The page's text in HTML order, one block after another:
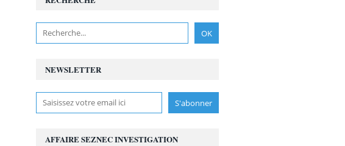
NEWSLETTER
AFFAIRE SEZNEC INVESTIGATION